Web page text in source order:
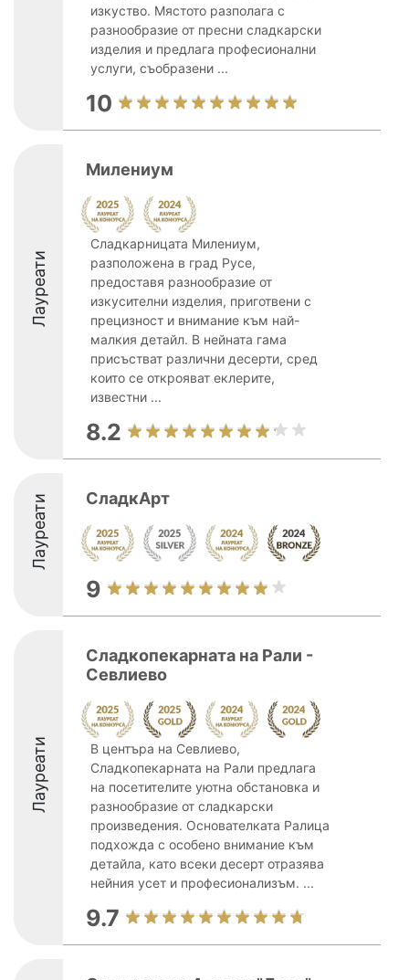
изкуство. Мястото разполага с
разнообразие от пресни сладкарски
изделия и предлага професионални
услуги, съобразени ...
10
Лауреати
Милениум
Сладкарницата Милениум,
разположена в град Русе,
предоставя разнообразие от
изкусителни изделия, приготвени с
прецизност и внимание към най-
малкия детайл. В нейната гама
присъстват различни десерти, сред
които се открояват еклерите,
известни ...
8.2
Лауреати СладкАрт
9
Лауреати
Сладкопекарната на Рали -
Севлиево
В центъра на Севлиево,
Сладкопекарната на Рали предлага
на посетителите уютна обстановка и
разнообразие от сладкарски
произведения. Основателката Ралица
подхожда с особено внимание към
детайла, като всеки десерт отразява
нейния усет и професионализъм. ...
9.7